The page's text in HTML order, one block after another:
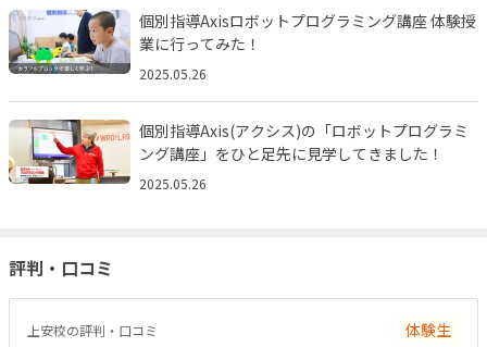
個別指導Axisロボットプログラミング講座 体験授
業に行ってみた！
2025.05.26
個別指導Axis(アクシス)の「ロボットプログラミ
ング講座」をひと足先に見学してきました！
2025.05.26
評判・口コミ
上安校の評判・口コミ 体験生